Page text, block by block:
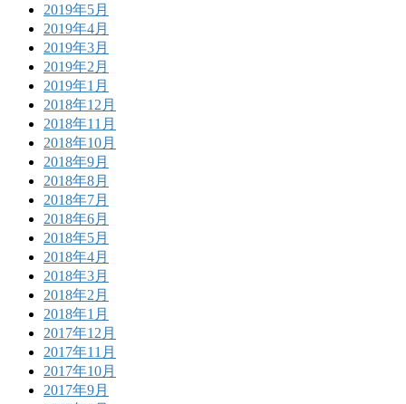
2019年5月
2019年4月
2019年3月
2019年2月
2019年1月
2018年12月
2018年11月
2018年10月
2018年9月
2018年8月
2018年7月
2018年6月
2018年5月
2018年4月
2018年3月
2018年2月
2018年1月
2017年12月
2017年11月
2017年10月
2017年9月